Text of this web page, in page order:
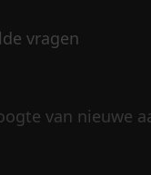
vragen
van nieuwe